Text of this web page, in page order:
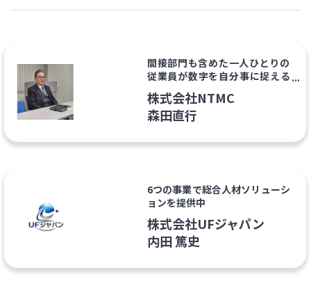
間接部門も含めた一人ひとりの
従業員が数字を自分事に捉える
「全員経営」でイノベーション
が起きる企業を増やしたい
株式会社NTMC
森田直行
6つの事業で総合人材ソリューシ
ョンを提供中
株式会社UFジャパン
内田 篤史